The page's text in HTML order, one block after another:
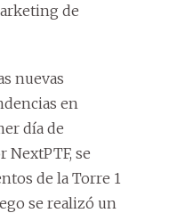
de
nuevas
en
día de
NextPTF, se
de la Torre 1
se realizó un